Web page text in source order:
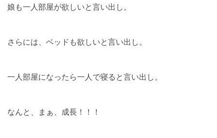
娘も一人部屋が欲しいと言い出し。
さらには、ベッドも欲しいと言い出し。
一人部屋になったら一人で寝ると言い出し。
なんと、まぁ、成長！！！